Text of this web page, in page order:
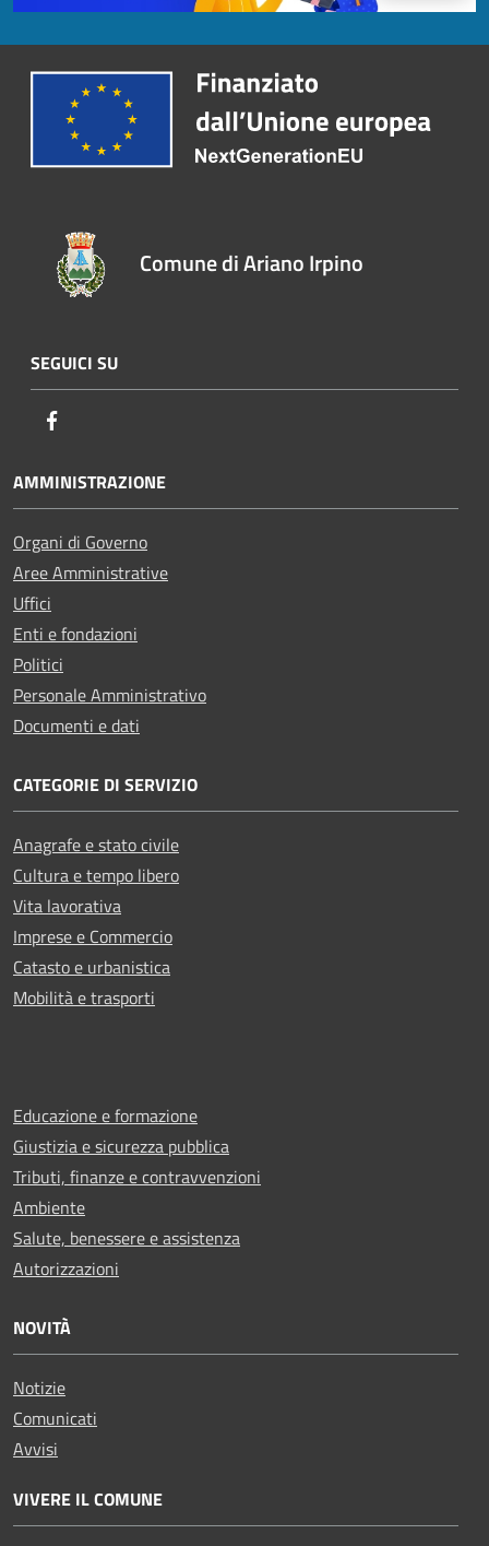
Comune di Ariano Irpino
SEGUICI SU
AMMINISTRAZIONE
Organi di Governo
Aree Amministrative
Uffici
Enti e fondazioni
Politici
Personale Amministrativo
Documenti e dati
CATEGORIE DI SERVIZIO
Anagrafe e stato civile
Cultura e tempo libero
Vita lavorativa
Imprese e Commercio
Catasto e urbanistica
Mobilità e trasporti
Educazione e formazione
Giustizia e sicurezza pubblica
Tributi, finanze e contravvenzioni
Ambiente
Salute, benessere e assistenza
Autorizzazioni
NOVITÀ
Notizie
Comunicati
Avvisi
VIVERE IL COMUNE